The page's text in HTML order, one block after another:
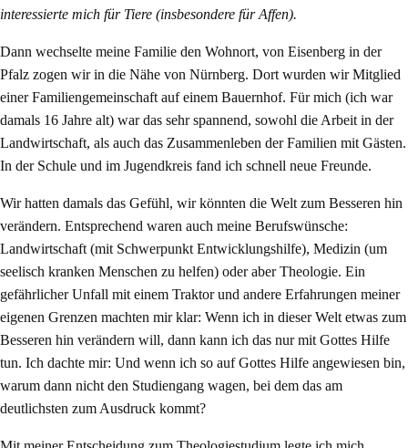
interessierte mich für Tiere (insbesondere für Affen).
Dann wechselte meine Familie den Wohnort, von Eisenberg in der
Pfalz zogen wir in die Nähe von Nürnberg. Dort wurden wir Mitglied
einer Familiengemeinschaft auf einem Bauernhof. Für mich (ich war
damals 16 Jahre alt) war das sehr spannend, sowohl die Arbeit in der
Landwirtschaft, als auch das Zusammenleben der Familien mit Gästen.
In der Schule und im Jugendkreis fand ich schnell neue Freunde.
Wir hatten damals das Gefühl, wir könnten die Welt zum Besseren hin
verändern. Entsprechend waren auch meine Berufswünsche:
Landwirtschaft (mit Schwerpunkt Entwicklungshilfe), Medizin (um
seelisch kranken Menschen zu helfen) oder aber Theologie. Ein
gefährlicher Unfall mit einem Traktor und andere Erfahrungen meiner
eigenen Grenzen machten mir klar: Wenn ich in dieser Welt etwas zum
Besseren hin verändern will, dann kann ich das nur mit Gottes Hilfe
tun. Ich dachte mir: Und wenn ich so auf Gottes Hilfe angewiesen bin,
warum dann nicht den Studiengang wagen, bei dem das am
deutlichsten zum Ausdruck kommt?